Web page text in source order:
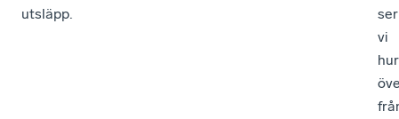
utsläpp.
ser
vi
hur